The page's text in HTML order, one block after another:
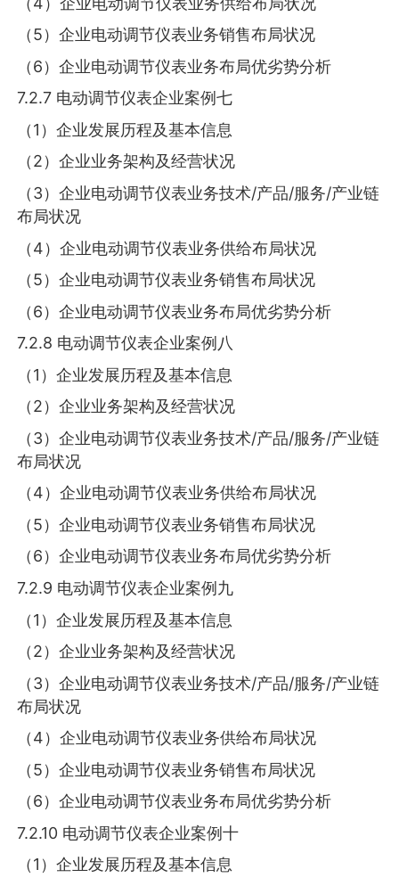
（5）企业电动调节仪表业务销售布局状况
（6）企业电动调节仪表业务布局优劣势分析
7.2.7 电动调节仪表企业案例七
（1）企业发展历程及基本信息
（2）企业业务架构及经营状况
（3）企业电动调节仪表业务技术/产品/服务/产业链
布局状况
（4）企业电动调节仪表业务供给布局状况
（5）企业电动调节仪表业务销售布局状况
（6）企业电动调节仪表业务布局优劣势分析
7.2.8 电动调节仪表企业案例八
（1）企业发展历程及基本信息
（2）企业业务架构及经营状况
（3）企业电动调节仪表业务技术/产品/服务/产业链
布局状况
（4）企业电动调节仪表业务供给布局状况
（5）企业电动调节仪表业务销售布局状况
（6）企业电动调节仪表业务布局优劣势分析
7.2.9 电动调节仪表企业案例九
（1）企业发展历程及基本信息
（2）企业业务架构及经营状况
（3）企业电动调节仪表业务技术/产品/服务/产业链
布局状况
（4）企业电动调节仪表业务供给布局状况
（5）企业电动调节仪表业务销售布局状况
（6）企业电动调节仪表业务布局优劣势分析
7.2.10 电动调节仪表企业案例十
（1）企业发展历程及基本信息